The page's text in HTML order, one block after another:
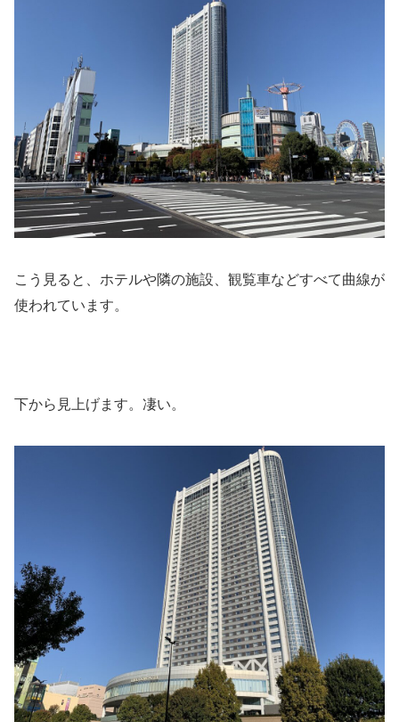
こう見ると、ホテルや隣の施設、観覧車などすべて曲線が
使われています。
下から見上げます。凄い。